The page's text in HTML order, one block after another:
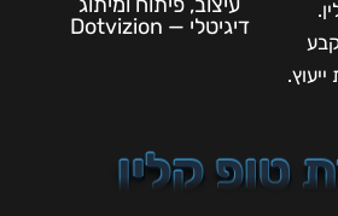
דיגיטלי — Dotvizion
טופ קלין